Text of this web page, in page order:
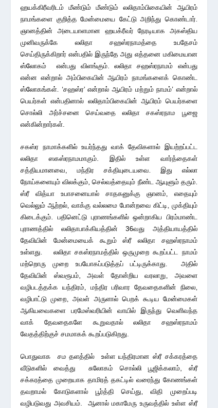
ஹயக்கிரீவரிடம் மீண்டும் மீண்டும் லலிதாம்பிகையின் ஆயிரம்
நாமங்களை குறித்த மேன்மையை கேட்டு அறிந்து கொண்டார்.
ஞானத்தின் அடையாளமான ஹயக்ரீவர் நேரடியாக அகஸ்திய
முனிவருக்கே லலிதா சஹஸ்ரநாமத்தை உபதேசம்
செய்திருக்கிறார் என்பதில் இருந்தே அது எத்தனை மகிமையான
ஸ்லோகம் என்பது விளங்கும். லலிதா சஹஸ்ரநாமம் என்பது
என்ன என்றால் அம்பிகையின் ஆயிரம் நாமங்களைக் கொண்ட
ஸ்லோகங்கள். ‘சஹஸ்ர’ என்றால் ஆயிரம் மற்றும் நாமம்’ என்றால்
பெயர்கள் என்பதினால் லலிதாம்பிகையின் ஆயிரம் பெயர்களை
சொல்லி அர்ச்சனை செய்வதை லலிதா சகஸ்ரநாம பூஜை
என்கின்றார்கள்.
சகஸ்ர நாமாக்களில் உயர்ந்தது வாக் தேவிகளால் இயற்றப்பட்ட
லலிதா ஸகஸ்ரநாமமாகும். இதில் உள்ள வார்த்தைகள்
சத்தியமானவை, மந்திர சக்தியுடையவை. இது எல்லா
நோய்களையும் விலக்கும், செல்வத்தையும் நீண்ட ஆயுளும் தரும்.
ஸ்ரீ வித்யா உபாசனையால் சாதகனுக்கு ஞானம், எதையும்
வெல்லும் ஆற்றல், வாக்கு வல்லமை போன்றவை கிட்டி, முக்தியும்
கிடைக்கும். பதினெட்டு புராணங்களில் ஒன்றாகிய பிரம்மாண்ட
புராணத்தில் லலிதாபாக்கியத்தின் 36வது அத்தியாயத்தில்
தேவியின் மேன்மையைக் கூறும் ஸ்ரீ லலிதா சஹஸ்ரநாமம்
உள்ளது. லலிதா சகஸ்ரநாமத்தில் ஒருமுறை கூறப்பட்ட நாமம்
மற்றொரு முறை உபயோகப்படுத்தப் பட்டிருக்காது. அதில்
தேவியின் ஸ்வரூபம், அவள் தோன்றிய வரலாறு, அவளை
வழிபடத்தக்க யந்திரம், மந்திர பரிவார தேவதைகளின் நிலை,
வழிபாட்டு முறை, அவள் அருளால் பெறக் கூடிய மேன்மைகள்
ஆகியவைகளை பரமேஸ்வரியின் வாயில் இருந்து வெளிவந்த
வாக் தேவதைகளே கூறுவதால் லலிதா சஹஸ்ரநாமம்
வேதத்திற்குச் சமமாகக் கூறப்படுகிறது.
பொதுவாக சம தளத்தில் உள்ள யந்திரமான ஸ்ரீ சக்கரத்தை
வீடுகளில் வைத்து சுலோகம் சொல்லி பூஜிக்கலாம், ஸ்ரீ
சக்கரத்தை முறையாக தாமிரத் தகட்டில் வரைந்து கோணங்கள்
தவறாமல் கோடுகளால் பூர்த்தி செய்து, விதி முறைப்படி
வழிபடுவது அவசியம். ஆனால் மகாமேரு உருவத்தில் உள்ள ஸ்ரீ